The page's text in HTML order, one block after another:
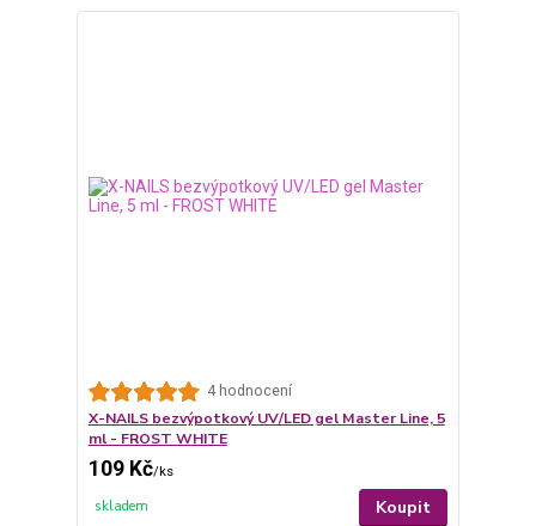
4 hodnocení
X-NAILS bezvýpotkový UV/LED gel Master Line, 5
ml - FROST WHITE
109 Kč/ks
skladem Koupit